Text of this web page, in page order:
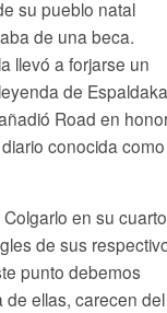
su pueblo natal
de una beca.
llevó a forjarse un
de
Road en
conocida como
en su
de sus
punto debemos
de ellas, carecen del